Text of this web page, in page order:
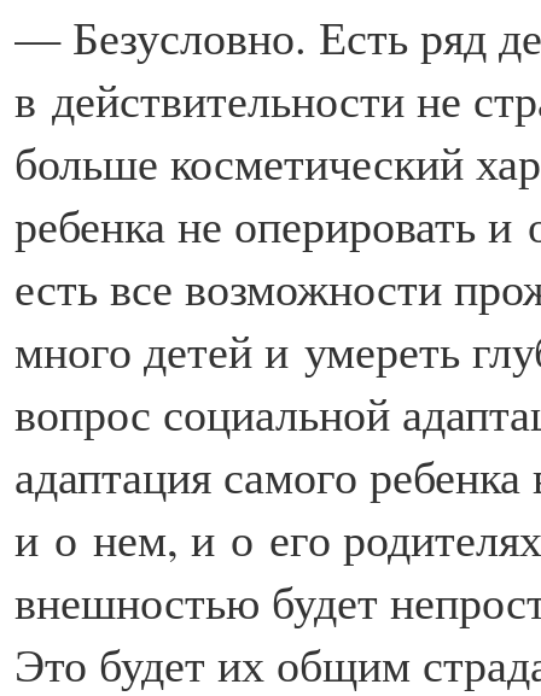
— Безусловно. Есть ряд
в действительности не
больше косметический
ребенка не оперировать и
есть все возможности
много детей и умереть
вопрос социальной
адаптация самого
и о нем, и о его
внешностью будет
Это будет их общим